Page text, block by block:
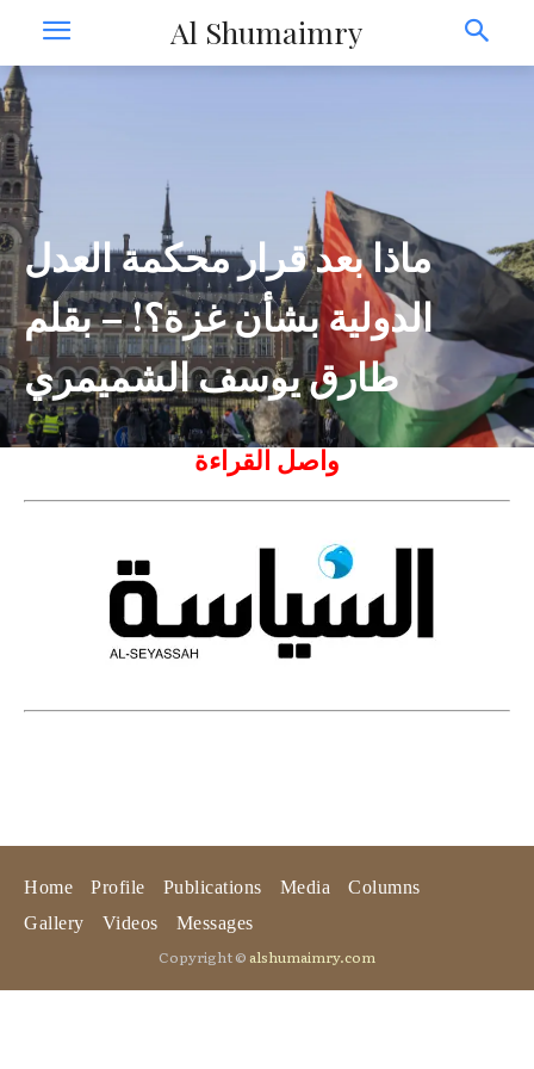
Al Shumaimry
ماذا بعد قرار محكمة العدل
الدولية بشأن غزة؟! – بقلم
طارق يوسف الشميمري
واصل القراءة
Home Profile Publications Media
Columns
Gallery
Videos Messages
Copyright © alshumaimry.com